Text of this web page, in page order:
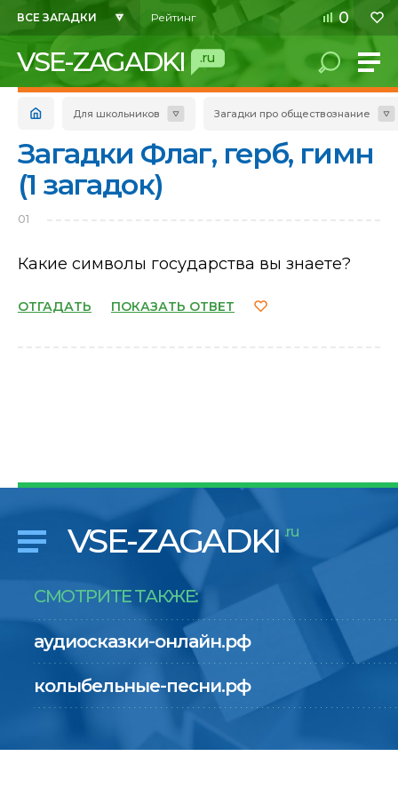
ВСЕ ЗАГАДКИ Рейтинг 0
VSE-ZAGADKI .ru
Для школьников Загадки про обществознание
Загадки Флаг, герб, гимн
(1 загадок)
01
Какие символы государства вы знаете?
ОТГАДАТЬ ПОКАЗАТЬ ОТВЕТ
VSE-ZAGADKI .ru
СМОТРИТЕ ТАКЖЕ:
аудиосказки-онлайн.рф
колыбельные-песни.рф